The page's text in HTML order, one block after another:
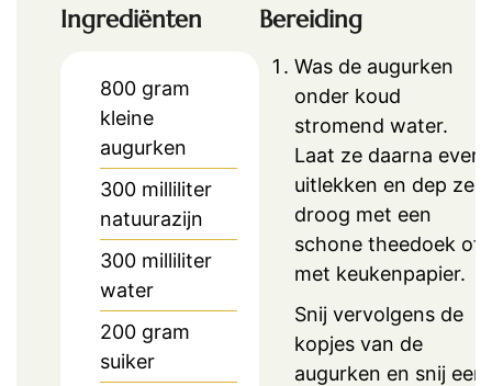
Ingrediënten
800 gram
kleine
augurken
300 milliliter
natuurazijn
300 milliliter
water
200 gram
suiker
Bereiding
Was de augurken
onder koud
stromend water.
Laat ze daarna even
uitlekken en dep ze
droog met een
schone theedoek of
met keukenpapier.
Snij vervolgens de
kopjes van de
augurken en snij een